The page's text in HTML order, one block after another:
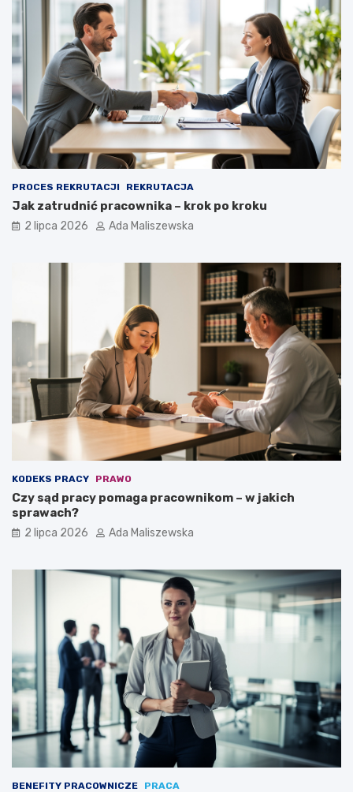
PROCES REKRUTACJI REKRUTACJA
Jak zatrudnić pracownika – krok po kroku
2 lipca 2026 Ada Maliszewska
KODEKS PRACY PRAWO
Czy sąd pracy pomaga pracownikom – w jakich
sprawach?
2 lipca 2026 Ada Maliszewska
BENEFITY PRACOWNICZE PRACA